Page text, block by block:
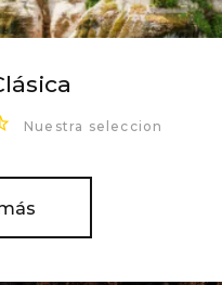
Nuestra seleccion